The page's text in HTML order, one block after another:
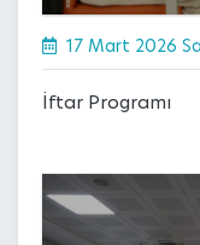
17 Mart 2026
İftar Programı